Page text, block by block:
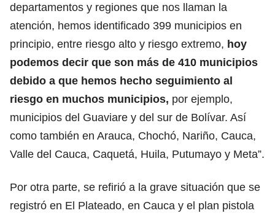
departamentos y regiones que nos llaman la
atención, hemos identificado 399 municipios en
principio, entre riesgo alto y riesgo extremo, hoy
podemos decir que son más de 410 municipios
debido a que hemos hecho seguimiento al
riesgo en muchos municipios, por ejemplo,
municipios del Guaviare y del sur de Bolívar. Así
como también en Arauca, Chochó, Nariño, Cauca,
Valle del Cauca, Caquetá, Huila, Putumayo y Meta”.
Por otra parte, se refirió a la grave situación que se
registró en El Plateado, en Cauca y el plan pistola